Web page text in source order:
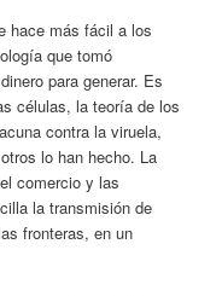
hace más fácil a los
que tomó
para generar. Es
células, la teoría de los
contra la viruela,
lo han hecho. La
comercio y las
la transmisión de
fronteras, en un